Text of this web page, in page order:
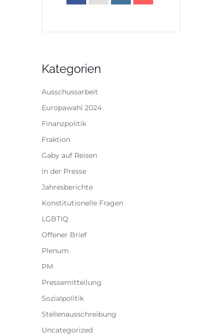
Kategorien
Ausschussarbeit
Europawahl 2024
Finanzpolitik
Fraktion
Gaby auf Reisen
In der Presse
Jahresberichte
Konstitutionelle Fragen
LGBTIQ
Offener Brief
Plenum
PM
Pressemitteilung
Sozialpolitik
Stellenausschreibung
Uncategorized